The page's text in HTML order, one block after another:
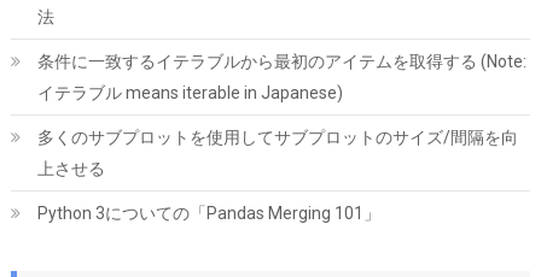
Amazon限定 キオクシア 内蔵SSD 1TB PCIe Gen4×4 NVMe M.2
2280 読込7,200M SSD-CK1.0N4B/R
54519 GBP 143.25 (2026-08-06 04:03 GMT +09:00 時点 -
法
条件に一致するイテラブルから最初のアイテムを取得する (Note:
イテラブル means iterable in Japanese)
多くのサブプロットを使用してサブプロットのサイズ/間隔を向
上させる
Python 3についての「Pandas Merging 101」